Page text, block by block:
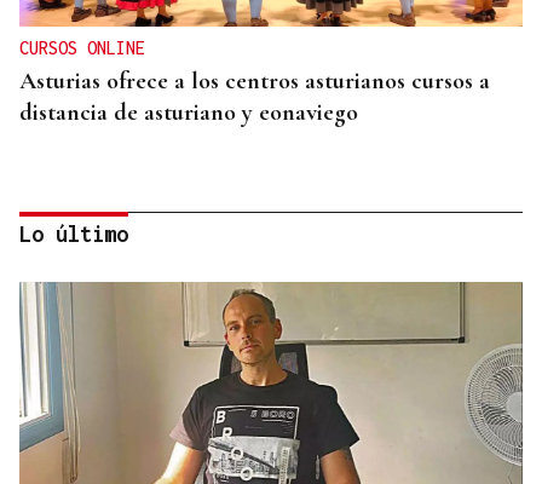
CURSOS ONLINE
Asturias ofrece a los centros asturianos cursos a
distancia de asturiano y eonaviego
CONCIERTO EN PARÍS
Lo último